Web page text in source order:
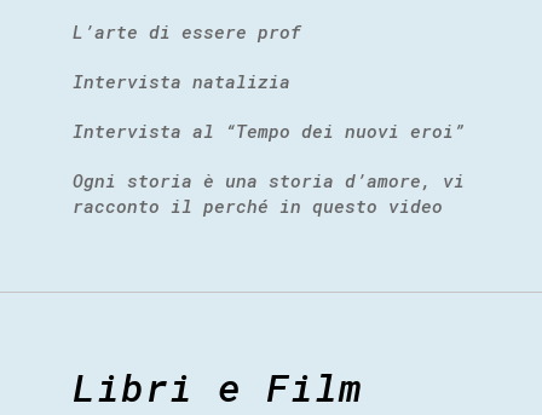
L’arte di essere prof
Intervista natalizia
Intervista al “Tempo dei nuovi eroi”
Ogni storia è una storia d’amore, vi
racconto il perché in questo video
Libri e Film